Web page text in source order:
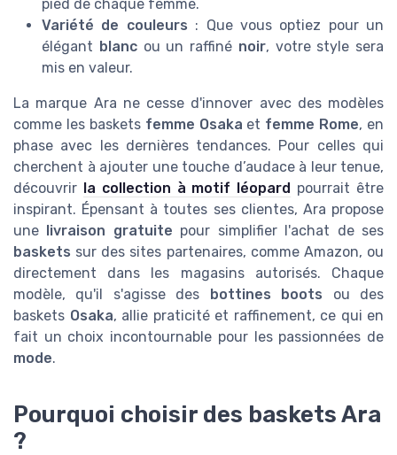
pied de chaque femme.
Variété de couleurs : Que vous optiez pour un
élégant blancou un raffiné noir, votre style sera
mis en valeur.
La marque Ara ne cesse d'innover avec des modèles
comme les baskets femme Osaka et femme Rome, en
phase avec les dernières tendances. Pour celles qui
cherchent à ajouter une touche d’audace à leur tenue,
découvrir
la collection à motif léopard pourrait être
inspirant. Épensant à toutes ses clientes, Ara propose
une
livraison gratuite pour simplifier l'achat de ses
baskets sur des sites partenaires, comme Amazon, ou
directement dans les magasins autorisés. Chaque
modèle, qu'il s'agisse des
bottines boots ou des
baskets Osaka, allie praticité et raffinement, ce qui en
fait un choix incontournable pour les passionnées de
mode.
Pourquoi choisir des baskets Ara
?